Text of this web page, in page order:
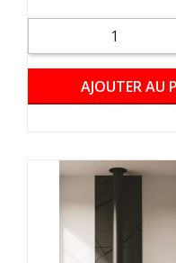
AJOUTER AU